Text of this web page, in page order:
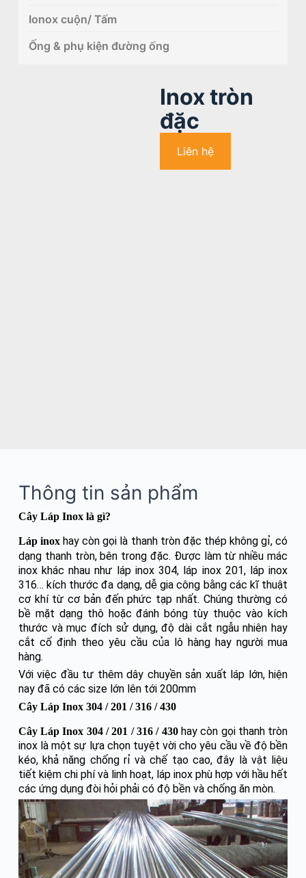
Ionox cuộn/ Tấm
Ống & phụ kiện đường ống
Inox tròn
đặc
Liên hệ
Thông tin sản phẩm
Cây Láp Inox là gì?
Láp inox hay còn gọi là thanh tròn đặc thép không gỉ, có
dạng thanh tròn, bên trong đặc. Được làm từ nhiều mác
inox khác nhau như láp inox 304, láp inox 201, láp inox
316… kích thước đa dạng, dễ gia công bằng các kĩ thuật
cơ khí từ cơ bản đến phức tạp nhất. Chúng thường có
bề mặt dạng thô hoặc đánh bóng tùy thuộc vào kích
thước và mục đích sử dụng, độ dài cắt ngẫu nhiên hay
cắt cố định theo yêu cầu của lô hàng hay người mua
hàng.
Với việc đầu tư thêm dây chuyền sản xuất láp lớn, hiện
nay đã có các size lớn lên tới 200mm
Cây Láp Inox 304 / 201 / 316 / 430
Cây Láp Inox 304 / 201 / 316 / 430hay còn gọi thanh tròn
inox là một sự lựa chọn tuyệt vời cho yêu cầu về độ bền
kéo, khả năng chống rỉ và chế tạo cao, đây là vật liệu
tiết kiệm chi phí và linh hoạt, láp inox phù hợp với hầu hết
các ứng dụng đòi hỏi phải có độ bền và chống ăn mòn.